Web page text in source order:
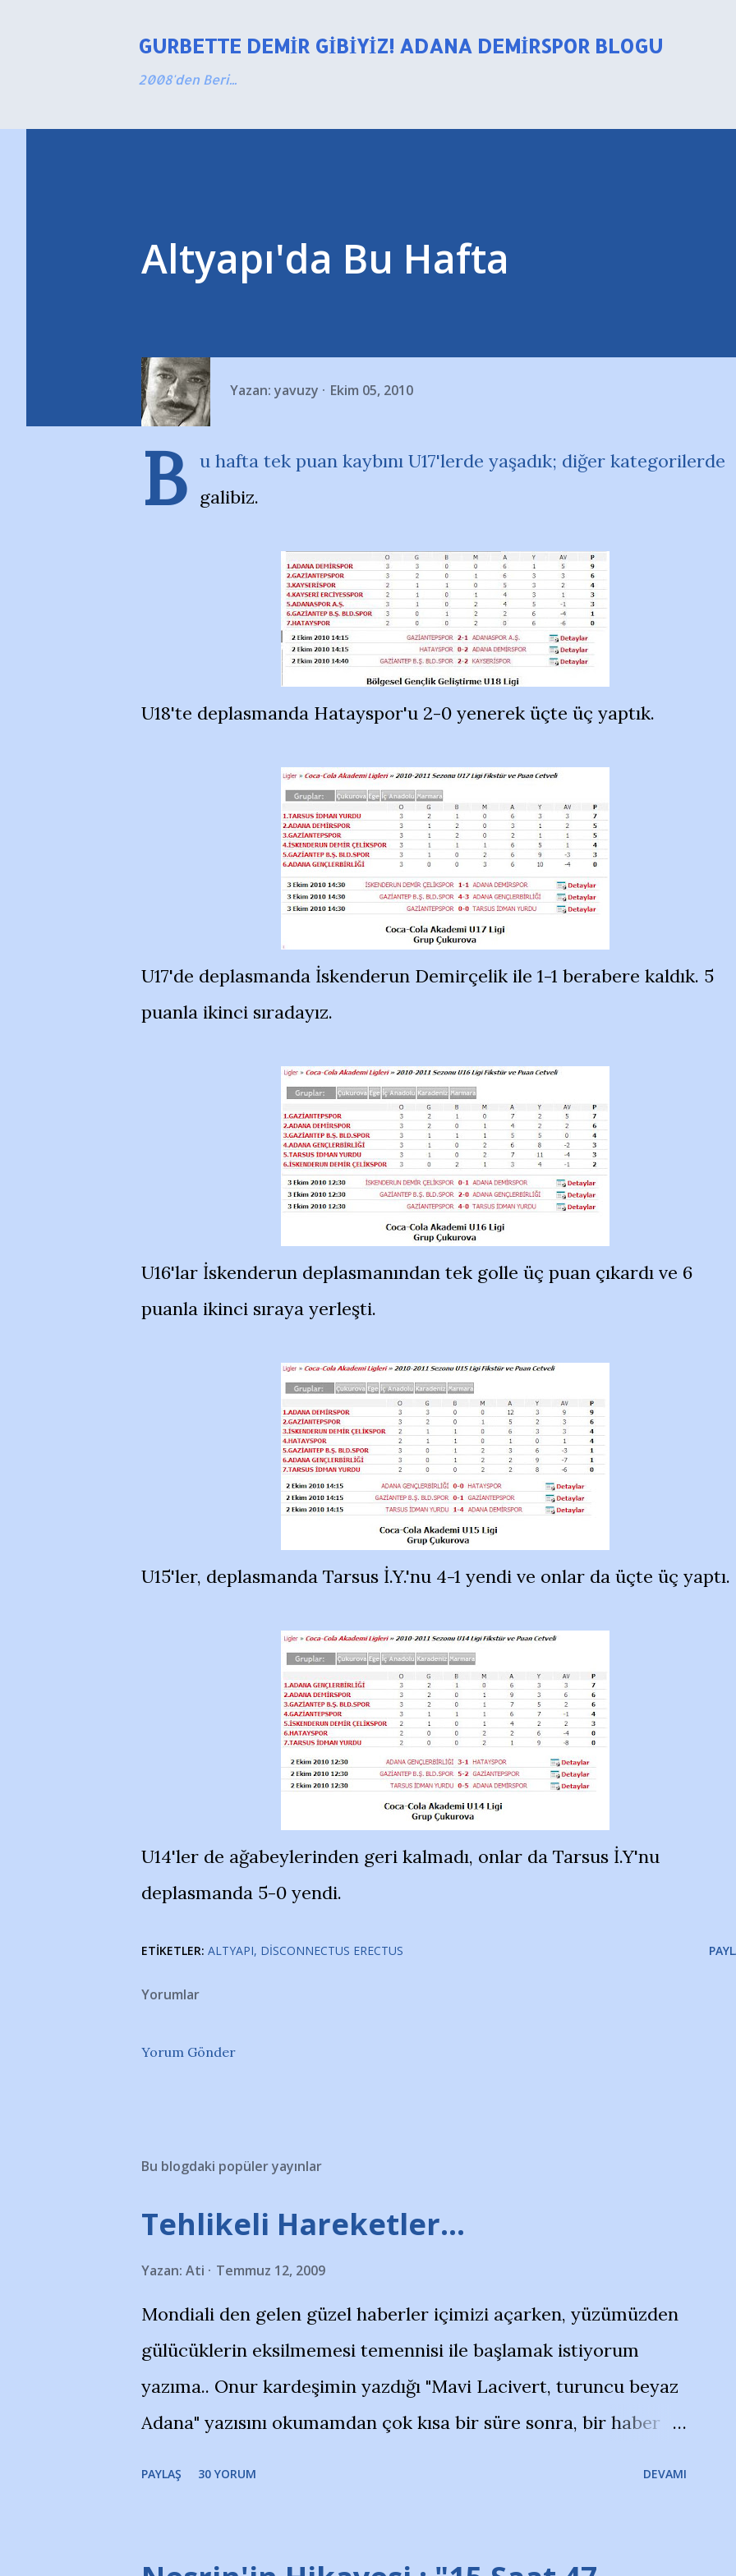
GURBETTE DEMIR GIBIYIZ! ADANA DEMIRSPOR BLOGU
2008'den Beri...
Altyapı'da Bu Hafta
Yazan: yavuzy Ekim 05, 2010
B u hafta tek puan kaybını U17'lerde yaşadık; diğer kategorilerde
galibiz.
U18'te deplasmanda Hatayspor'u 2-0 yenerek üçte üç yaptık.
U17'de deplasmanda İskenderun Demirçelik ile 1-1 berabere kaldık. 5
puanla ikinci sıradayız.
U16'lar İskenderun deplasmanından tek golle üç puan çıkardı ve 6
puanla ikinci sıraya yerleşti.
U15'ler, deplasmanda Tarsus İ.Y.'nu 4-1 yendi ve onlar da üçte üç yaptı.
U14'ler de ağabeylerinden geri kalmadı, onlar da Tarsus İ.Y'nu
deplasmanda 5-0 yendi.
ETIKETLER: ALTYAPI DISCONNECTUS ERECTUS
Yorumlar
Yorum Gönder
Bu blogdaki popüler yayınlar
Tehlikeli Hareketler...
Yazan: Ati Temmuz 12, 2009
Mondiali den gelen güzel haberler içimizi açarken, yüzümüzden
gülücüklerin eksilmemesi temennisi ile başlamak istiyorum
yazıma.. Onur kardeşimin yazdığı "Mavi Lacivert, turuncu beyaz
Adana" yazısını okumamdan çok kısa bir süre sonra, bir haber
stadı önünde yaklaşık 200 taraftarın toplanarak İstanbul
PAYLAŞ 30 YORUM DEVAMI